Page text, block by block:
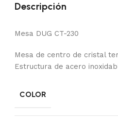
Descripción
Mesa DUG CT-230
Mesa de centro de cristal
Estructura de acero
COLOR